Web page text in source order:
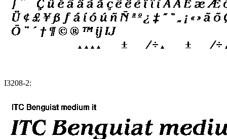
I3208-2: